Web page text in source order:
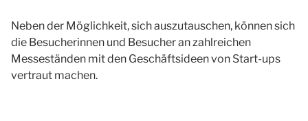
Neben der Möglichkeit, sich auszutauschen, können sich
die Besucherinnen und Besucher an zahlreichen
Messeständen mit den Geschäftsideen von Start-ups
vertraut machen.